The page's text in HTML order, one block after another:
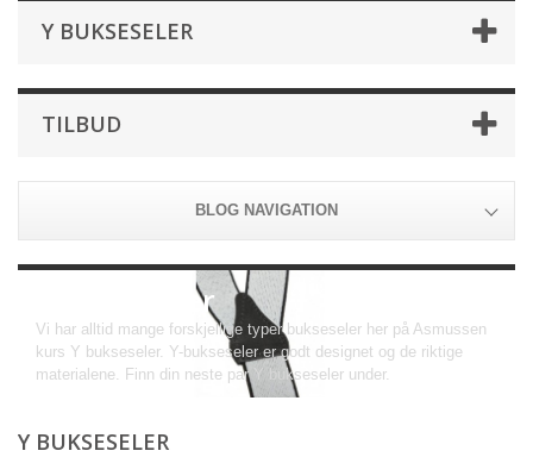
Y BUKSESELER
TILBUD
BLOG NAVIGATION
Y bukseseler
Vi har alltid mange forskjellige typer bukseseler her på Asmussen
kurs Y bukseseler. Y-bukseseler er godt designet og de riktige
materialene. Finn din neste par Y bukseseler under.
Y BUKSESELER